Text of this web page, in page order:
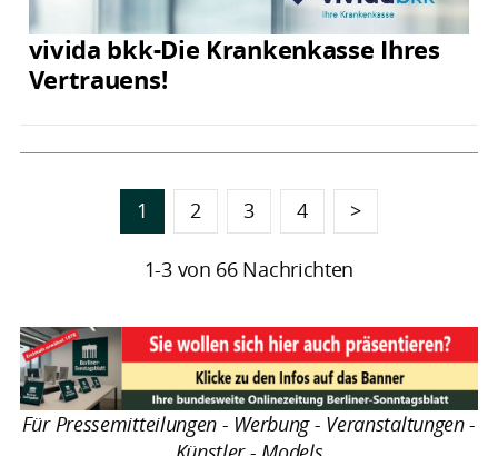
vivida bkk-Die Krankenkasse Ihres
Vertrauens!
1 2 3 4 >
1-3 von 66 Nachrichten
Für Pressemitteilungen - Werbung - Veranstaltungen -